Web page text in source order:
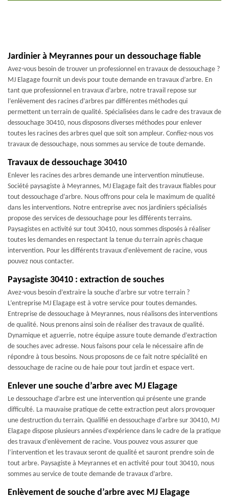
Jardinier à Meyrannes pour un dessouchage fiable
Avez-vous besoin de trouver un professionnel en travaux de dessouchage ?
MJ Elagage fournit un devis pour toute demande en travaux d’arbre. En
tant que professionnel en travaux d’arbre, notre travail repose sur
l’enlèvement des racines d’arbres par différentes méthodes qui
permettent un terrain de qualité. Spécialisées dans le cadre des travaux de
dessouchage 30410, nous disposons diverses méthodes pour enlever
toutes les racines des arbres quel que soit son ampleur. Confiez-nous vos
travaux de dessouchage, nous sommes au service de toute demande.
Travaux de dessouchage 30410
Enlever les racines des arbres demande une intervention minutieuse.
Société paysagiste à Meyrannes, MJ Elagage fait des travaux fiables pour
tout dessouchage d’arbre. Nous offrons pour cela le maximum de qualité
dans les interventions. Notre entreprise avec nos jardiniers spécialisés
propose des services de dessouchage pour les différents terrains.
Paysagistes en activité sur tout 30410, nous sommes disposés à réaliser
toutes les demandes en respectant la tenue du terrain après chaque
intervention. Pour les différents travaux d’enlèvement de racine, vous
pouvez nous contacter.
Paysagiste 30410 : extraction de souches
Avez-vous besoin d’extraire la souche d’arbre sur votre terrain ?
L’entreprise MJ Elagage est à votre service pour toutes demandes.
Entreprise de dessouchage à Meyrannes, nous réalisons des interventions
de qualité. Nous prenons ainsi soin de réaliser des travaux de qualité.
Dynamique et aguerrie, notre équipe assure toute demande d’extraction
de souches avec adresse. Nous faisons pour cela le nécessaire afin de
répondre à tous besoins. Nous proposons de ce fait notre spécialité en
dessouchage de racine ou de haie pour tout jardin et espace vert.
Enlever une souche d’arbre avec MJ Elagage
Le dessouchage d’arbre est une intervention qui présente une grande
difficulté. La mauvaise pratique de cette extraction peut alors provoquer
une destruction du terrain. Qualifié en dessouchage d’arbre sur 30410, MJ
Elagage dispose plusieurs années d’expérience dans le cadre de la pratique
des travaux d’enlèvement de racine. Vous pouvez vous assurer que
l’intervention et les travaux seront de qualité et sauront prendre soin de
tout arbre. Paysagiste à Meyrannes et en activité pour tout 30410, nous
sommes au service de toute demande de travaux d’arbre.
Enlèvement de souche d’arbre avec MJ Elagage